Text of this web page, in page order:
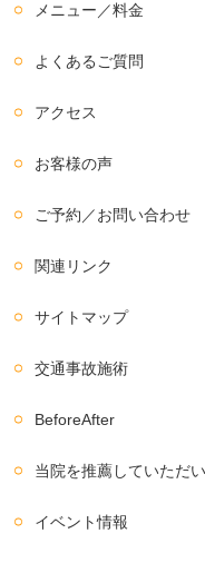
メニュー／料金
よくあるご質問
アクセス
お客様の声
ご予約／お問い合わせ
関連リンク
サイトマップ
交通事故施術
BeforeAfter
当院を推薦していただ
イベント情報